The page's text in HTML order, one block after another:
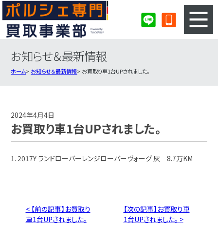
3ステップのカンタン査定
ポルシェ買取実績
お知らせ＆最新情報
ホーム お知らせ＆最新情報 お買取り車1台UPされました。
2024年4月4日
お買取り車1台UPされました。
1. 2017Y ランドローバーレンジローバーヴォーグ 灰 8.7万KM
< 【前の記事】お買取り
車1台UPされました。
【次の記事】お買取り車
1台UPされました。 >